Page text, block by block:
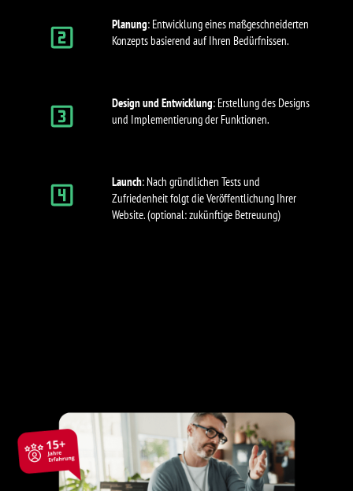
Planung: Entwicklung eines maßgeschneiderten
Konzepts basierend auf Ihren Bedürfnissen.
Design und Entwicklung: Erstellung des Designs
und Implementierung der Funktionen.
Launch: Nach gründlichen Tests und
Zufriedenheit folgt die Veröffentlichung Ihrer
Website. (optional: zukünftige Betreuung)